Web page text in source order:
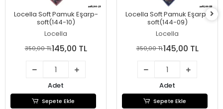
Locella Soft Pamuk Eşarp-
soft(144-10)
Locella
350,00 TL145,00 TL
Adet
Sepete Ekle
Locella Soft Pamuk Eşarp-
soft(144-09)
Locella
350,00 TL145,00 TL
Adet
Sepete Ekle